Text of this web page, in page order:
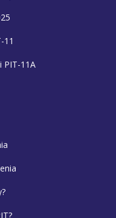
11
PIT-11A